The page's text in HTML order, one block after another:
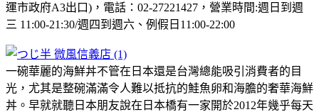
運市政府A3出口)，電話：02-27221427，營業時間:週日到週
三 11:00-21:30/週四到週六、例假日11:00-22:00
一碗華麗的海鮮丼不管在日本還是台灣總能吸引消費者的目
光，尤其是整碗滿滿令人難以抵抗的鮭魚卵和海膽的奢華海鮮
丼。早就就聽日本朋友說在日本橋有一家開於2012年幾乎每天